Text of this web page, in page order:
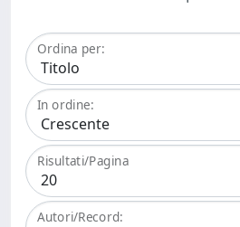
Ordina per:
In ordine:
Risultati/Pagina
Autori/Record: